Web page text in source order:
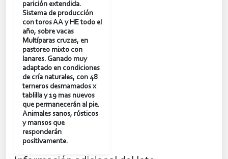
parición extendida.
Sistema de producción
con toros AA y HE todo el
año, sobre vacas
Multíparas cruzas, en
pastoreo mixto con
lanares. Ganado muy
adaptado en condiciones
de cría naturales, con 48
terneros desmamados x
tablilla y 19 mas nuevos
que permanecerán al pie.
Animales sanos, rústicos
y mansos que
responderán
positivamente.